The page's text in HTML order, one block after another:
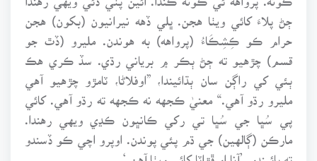
ڄڻ پلاءَ کائي ويٺا هجن. ڀلي ڏهه نيرانيون (بکون) هجن
حرام ڪو ڪِشِڪَاءُ (پرواهه) به هوندن. مليرو (ڏٿ جو
قسم) چڙهيو ته ڄڻ ٻڪر ۾ برياني رڌي. سڏ ڪري هڪ
ٻئي کي راڳن سان ٻڌائيندا، ”اوفلاڻا، ٽامڙو چڙهيو آهي
مليرو رڌو آهي.“ معنيٰ ڪجهه نه ڪجهه ته رڌو آهي. کائي
پي سُڀا جي سُڀا تي رکي ڪانڀون ڪڍي ويهي رهندا.
مارڪن (ڳالهين) جي ڌم پئي پوندن. اوپرو اچي ڪو ڏسندو
ته ڀائيندو، ’آنا او ڦڙاٽا کائي ويٺا آهن.‘